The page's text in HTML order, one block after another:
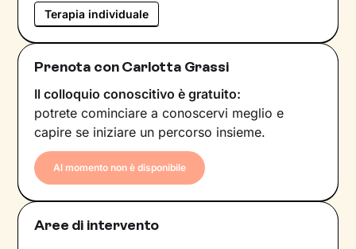
Terapia individuale
Prenota con Carlotta Grassi
Il colloquio conoscitivo è gratuito:
potrete cominciare a conoscervi meglio e
capire se iniziare un percorso insieme.
Al momento non è disponibile
Aree di intervento